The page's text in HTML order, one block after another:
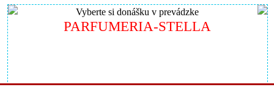
Vyberte si donášku v prevádzke
PARFUMERIA-STELLA